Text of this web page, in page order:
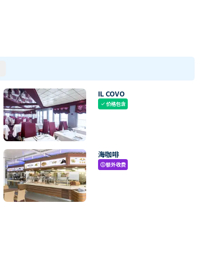
IL COVO
check价格包含
海咖啡
paid额外收费